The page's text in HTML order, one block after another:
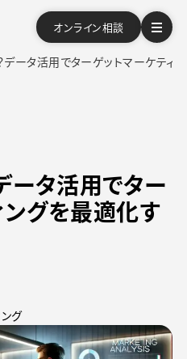
オンライン相談
データ活用でターゲットマーケティ
ータ活用でター
ングを最適化す
グ